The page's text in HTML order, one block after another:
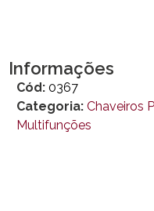
Informações
Cód: 0367
Categoria: Chaveiros
Multifunções